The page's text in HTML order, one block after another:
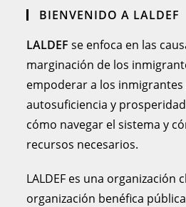
BIENVENIDO A LALDEF
LALDEF se enfoca en las
marginación de los
empoderar a los inmigrantes
autosuficiencia y
cómo navegar el sistema y
recursos necesarios.
LALDEF es una organización
organización benéfica